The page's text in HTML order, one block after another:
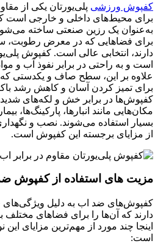
کفپوش ورزشی پلی‌یورتان یکی از
برای محیط‌های داخلی و خارجی است
به‌عنوان یک رزین صنعتی ساخته
برای فضاهایی که در معرض رطوبت،
دارند، انتخابی عالی است. کفپوش
است و به راحتی در برابر نفوذ آب و
علاوه بر این، سطح صاف و یکدستی که
برای تمیز کردن آسان و کاهش رشد
کفپوش‌ها در برابر خش و لکه‌های شدید
مکان‌هایی مانند انبارها، پارکینگ‌ها،
بسیار استفاده می‌شوند. نصب و نگهداری
از مزایای برجسته این کفپوش است.
مزیت های استفاده از کفپوش
کفپوش‌های ضد اب به دلیل ویژگی‌های
دارند که آن‌ها را برای فضاهای
اینجا چند مورد از مهم‌ترین مزایای
است: